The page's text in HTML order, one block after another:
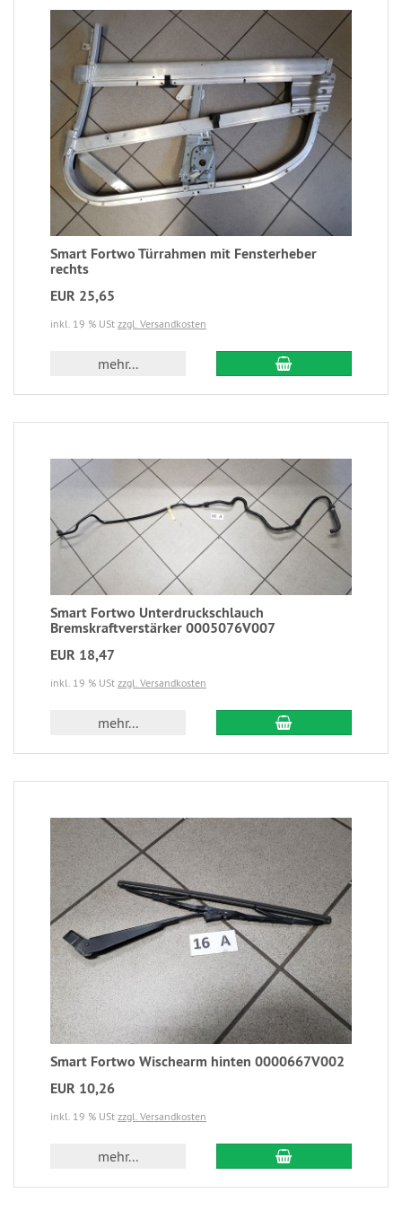
Smart Fortwo Türrahmen mit Fensterheber
rechts
EUR 25,65
inkl. 19 % USt zzgl. Versandkosten
mehr...
Smart Fortwo Unterdruckschlauch
Bremskraftverstärker 0005076V007
EUR 18,47
inkl. 19 % USt zzgl. Versandkosten
mehr...
Smart Fortwo Wischearm hinten 0000667V002
EUR 10,26
inkl. 19 % USt zzgl. Versandkosten
mehr...